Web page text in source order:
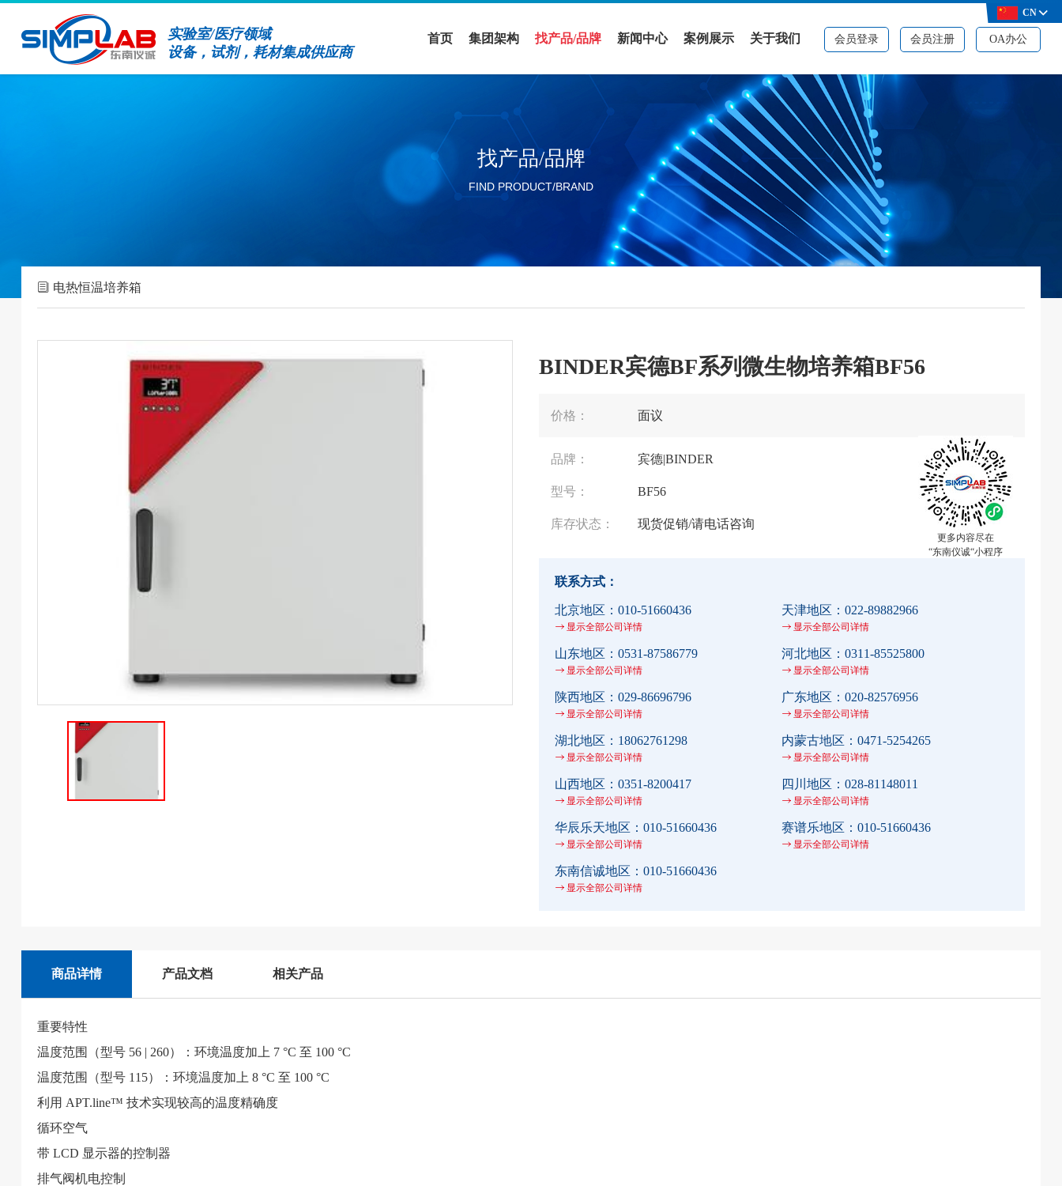
实验室/医疗领域
设备，试剂，耗材集成供应商
会员登录 会员注册 OA办公
首页 集团架构
实验室设备领域
找产品/品牌 新闻中心
公司新闻
活动展会
行业新闻
分公司新闻
案例展示
案例展示
解决方案
关于我们
公司简介
品牌资质
CN
找产品/品牌
FIND PRODUCT/BRAND
电热恒温培养箱
BINDER宾德BF系列微生物培养箱BF56
价格： 面议
更多内容尽在
“东南仪诚“小程序
品牌： 宾德|BINDER
型号： BF56
库存状态： 现货促销/请电话咨询
联系方式：
北京地区： 010-51660436
显示全部公司详情
天津地区：022-89882966
显示全部公司详情
山东地区： 0531-87586779
显示全部公司详情
河北地区：0311-85525800
显示全部公司详情
陕西地区： 029-86696796
显示全部公司详情
广东地区：020-82576956
显示全部公司详情
湖北地区： 18062761298
显示全部公司详情
内蒙古地区：0471-5254265
显示全部公司详情
山西地区： 0351-8200417
显示全部公司详情
四川地区：028-81148011
显示全部公司详情
华辰乐天地区： 010-51660436
显示全部公司详情
赛谱乐地区：010-51660436
显示全部公司详情
东南信诚地区： 010-51660436
显示全部公司详情
商品详情 产品文档 相关产品
重要特性
温度范围（型号 56 | 260）：环境温度加上 7 °C 至 100 °C
温度范围（型号 115）：环境温度加上 8 °C 至 100 °C
利用 APT.line™ 技术实现较高的温度精确度
循环空气
带 LCD 显示器的控制器
排气阀机电控制